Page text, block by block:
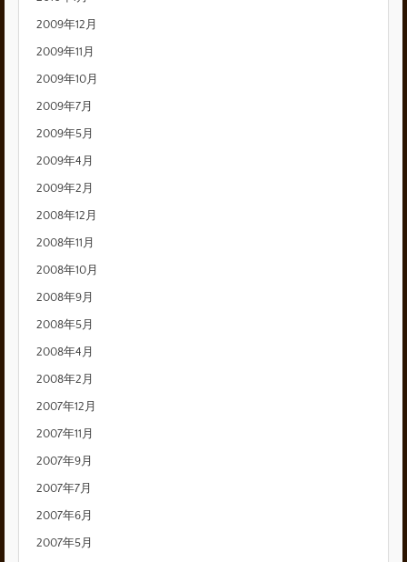
2009年12月
2009年11月
2009年10月
2009年7月
2009年5月
2009年4月
2009年2月
2008年12月
2008年11月
2008年10月
2008年9月
2008年5月
2008年4月
2008年2月
2007年12月
2007年11月
2007年9月
2007年7月
2007年6月
2007年5月